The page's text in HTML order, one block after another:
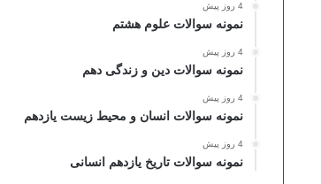
4 روز پیش
نمونه سوالات علوم هشتم
4 روز پیش
نمونه سوالات دین و زندگی دهم
4 روز پیش
نمونه سوالات انسان و محیط زیست یازدهم
4 روز پیش
نمونه سوالات تاریخ یازدهم انسانی